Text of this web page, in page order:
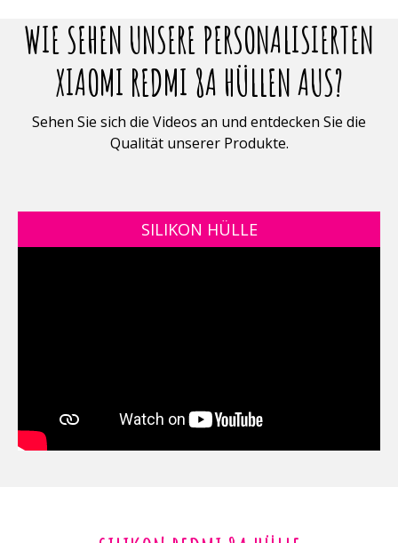
WIE SEHEN UNSERE PERSONALISIERTEN
XIAOMI REDMI 8A HÜLLEN AUS?
Sehen Sie sich die Videos an und entdecken Sie die
Qualität unserer Produkte.
SILIKON HÜLLE